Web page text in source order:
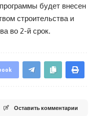
будет внесен
строительства и
во 2-й срок.
Оставить комментарии